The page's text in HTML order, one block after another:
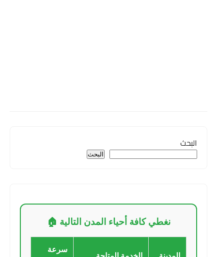
البحث
البحث
نغطي كافة أحياء المدن التالية 🏠
سرعة